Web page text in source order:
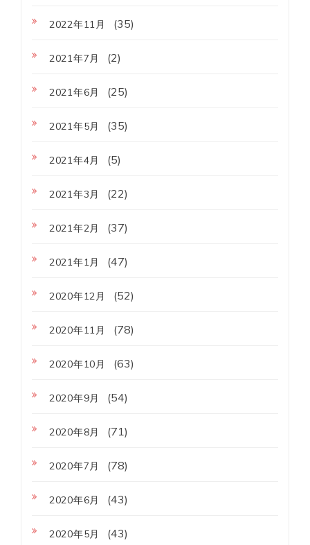
2022年11月 (35)
2021年7月 (2)
2021年6月 (25)
2021年5月 (35)
2021年4月 (5)
2021年3月 (22)
2021年2月 (37)
2021年1月 (47)
2020年12月 (52)
2020年11月 (78)
2020年10月 (63)
2020年9月 (54)
2020年8月 (71)
2020年7月 (78)
2020年6月 (43)
2020年5月 (43)